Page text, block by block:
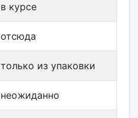
в курсе
отсюда
только из упаковки
неожиданно